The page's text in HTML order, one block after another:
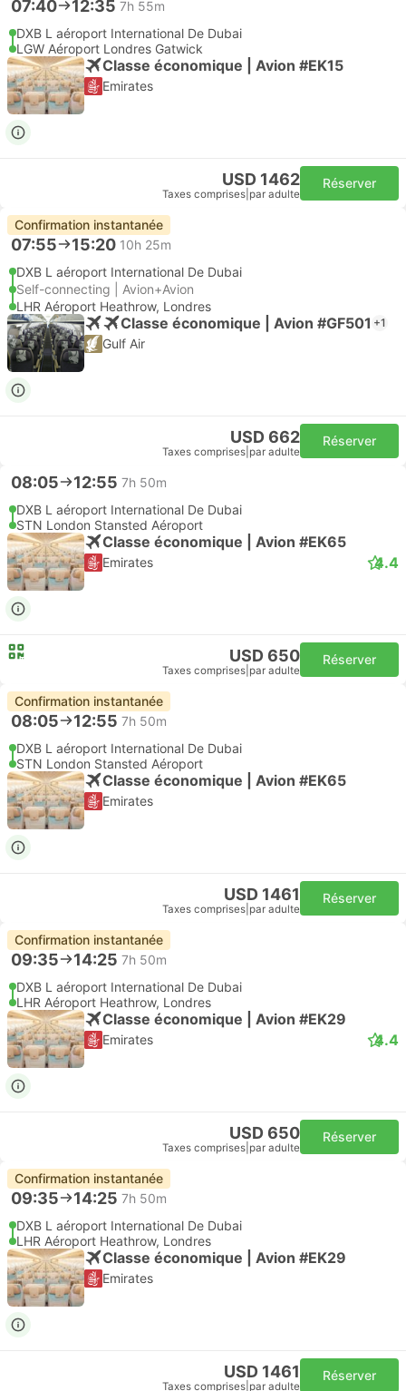
07:40 12:35 7h 55m
DXB L aéroport International De Dubai
LGW Aéroport Londres Gatwick
Classe économique | Avion #EK15
Emirates
USD 1462
Taxes comprises par adulte
Réserver
Confirmation instantanée
07:55 15:20 10h 25m
DXB L aéroport International De Dubai
Self-connecting | Avion+Avion
LHR Aéroport Heathrow, Londres
Classe économique | Avion #GF501 +1
Gulf Air
USD 662
Taxes comprises par adulte
Réserver
08:05 12:55 7h 50m
DXB L aéroport International De Dubai
STN London Stansted Aéroport
Classe économique | Avion #EK65
Emirates 4.4
USD 650
Taxes comprises par adulte
Réserver
Confirmation instantanée
08:05 12:55 7h 50m
DXB L aéroport International De Dubai
STN London Stansted Aéroport
Classe économique | Avion #EK65
Emirates
USD 1461
Taxes comprises par adulte
Réserver
Confirmation instantanée
09:35 14:25 7h 50m
DXB L aéroport International De Dubai
LHR Aéroport Heathrow, Londres
Classe économique | Avion #EK29
Emirates 4.4
USD 650
Taxes comprises par adulte
Réserver
Confirmation instantanée
09:35 14:25 7h 50m
DXB L aéroport International De Dubai
LHR Aéroport Heathrow, Londres
Classe économique | Avion #EK29
Emirates
USD 1461
Taxes comprises par adulte
Réserver